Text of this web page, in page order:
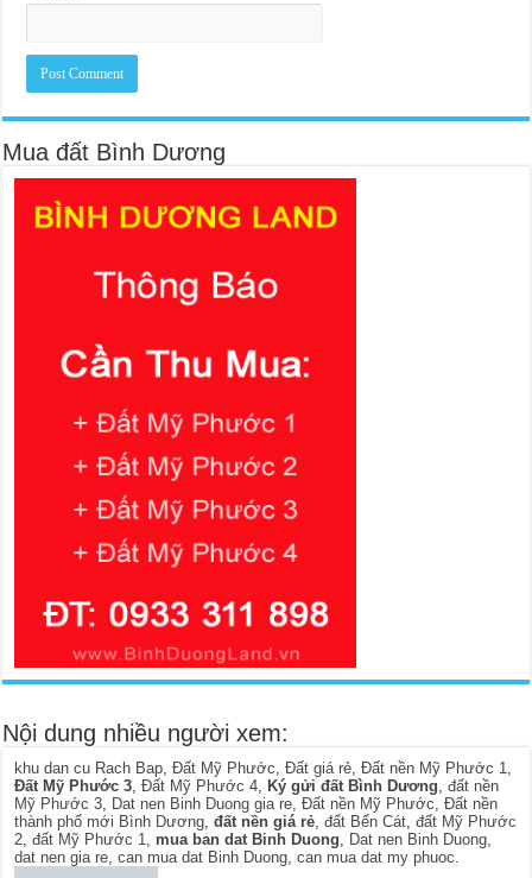
Mua đất Bình Dương
Nội dung nhiều người xem:
khu dan cu Rach Bap,Đất Mỹ Phước,Đất giá rẻ,Đất nền Mỹ Phước 1,
Đất Mỹ Phước 3,Đất Mỹ Phước 4, Ký gửi đất Bình Dương,đất nền
Mỹ Phước 3, Dat nen Binh Duong gia re,Đất nền Mỹ Phước,Đất nền
thành phố mới Bình Dương,đất nền giá rẻ,đất Bến Cát,đất Mỹ Phước
2,đất Mỹ Phước 1, mua ban dat Binh Duong, Dat nen Binh Duong,
dat nen gia re,can mua dat Binh Duong,can mua dat my phuoc.